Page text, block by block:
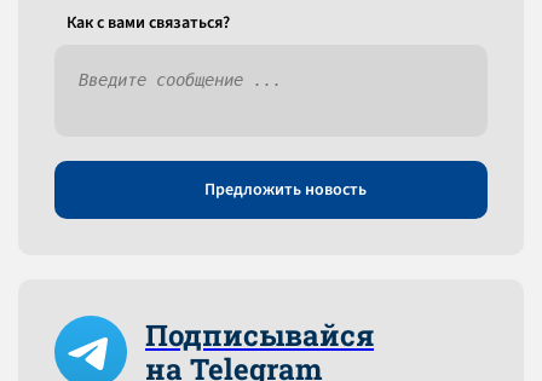
Как c вами связаться?
Предложить новость
Подписывайся
на Telegram